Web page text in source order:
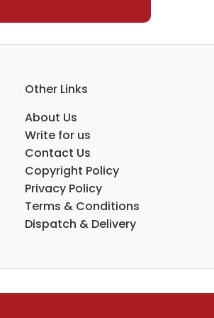
Other Links
About Us
Write for us
Contact Us
Copyright Policy
Privacy Policy
Terms & Conditions
Dispatch & Delivery